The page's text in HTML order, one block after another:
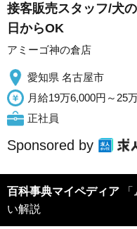
接客販売スタッフ/犬
日からOK
アミーゴ神の倉店
愛知県 名古屋市
月給19万6,000円～25
正社員
Sponsored by
百科事典マイペディア
い解説